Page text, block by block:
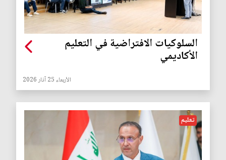
السلوكيات الافتراضية في التعليم
الأكاديمي
الأربعاء 25 آذار 2026
تعليم